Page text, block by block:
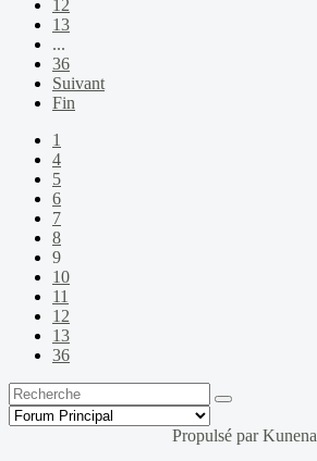
12
13
...
36
Suivant
Fin
1
4
5
6
7
8
9
10
11
12
13
36
Propulsé parKunena